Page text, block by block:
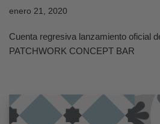
enero 21, 2020
Cuenta regresiva lanzamiento oficial
PATCHWORK CONCEPT BAR